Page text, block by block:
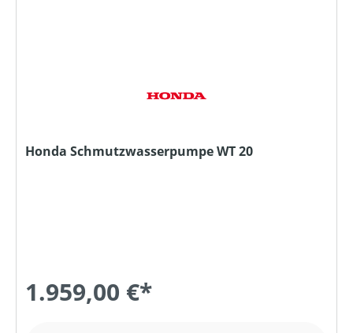
Honda Schmutzwasserpumpe WT 20
1.959,00 €*